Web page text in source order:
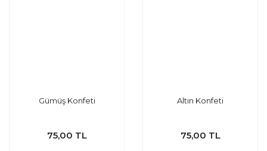
Gümüş Konfeti
75,00 TL
Altın Konfeti
75,00 TL